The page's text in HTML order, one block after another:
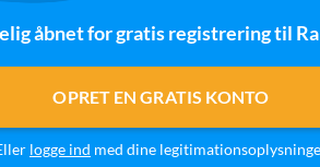
åbnet for gratis registrering til
OPRET EN GRATIS KONTO
logge ind med dine